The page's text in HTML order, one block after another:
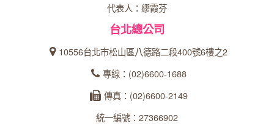
代表人：繆霞芬
台北總公司
10556台北市松山區八德路二段400號6樓之2
專線：(02)6600-1688
傳真：(02)6600-2149
統一編號：27366902